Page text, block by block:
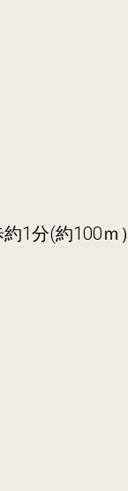
1分(約100ｍ）